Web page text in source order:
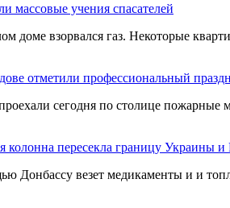
массовые учения спасателей
доме взорвался газ. Некоторые
отметили профессиональный
сегодня по столице
колонна пересекла границу Украины и
Донбассу везет медикаменты и и